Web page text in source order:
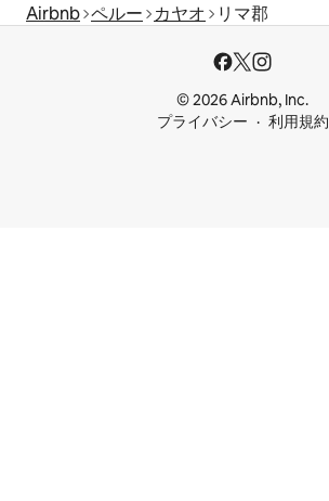
Airbnb ペルー カヤオ リマ郡
© 2026 Airbnb, Inc.
プライバシー
利用規約